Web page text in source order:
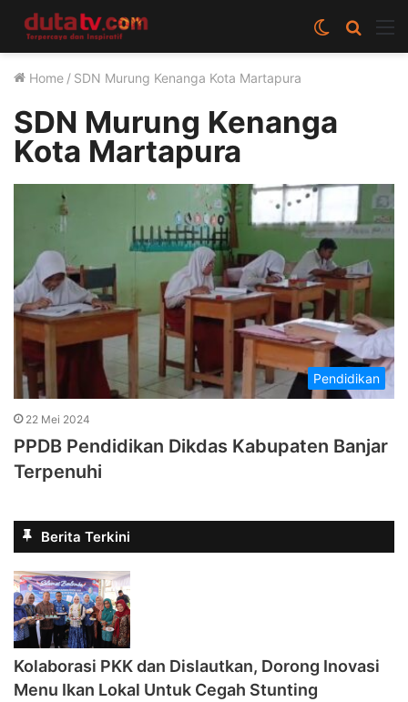
Cari
berita
Switch
skin
Home / SDN Murung Kenanga Kota Martapura
SDN Murung Kenanga
Kota Martapura
Pendidikan
22 Mei 2024
PPDB Pendidikan Dikdas Kabupaten Banjar
Terpenuhi
Berita Terkini
Kolaborasi PKK dan Dislautkan, Dorong Inovasi
Menu Ikan Lokal Untuk Cegah Stunting